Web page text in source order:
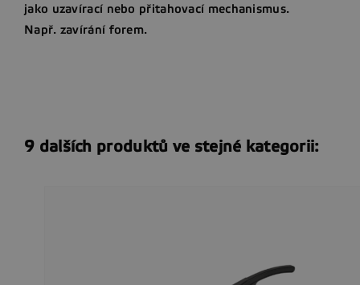
jako uzavírací nebo přitahovací mechanismus.
Např. zavírání forem.
9 dalších produktů ve stejné kategorii: